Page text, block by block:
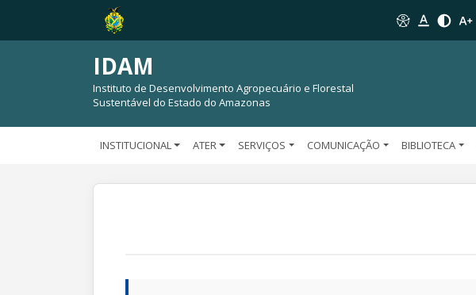
IDAM
Instituto de Desenvolvimento Agropecuário e Florestal
Sustentável do Estado do Amazonas
INSTITUCIONAL ATER SERVIÇOS COMUNICAÇÃO BIBLIOTECA